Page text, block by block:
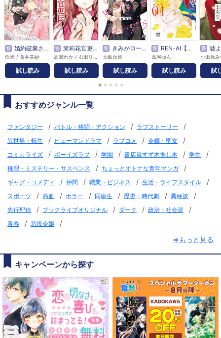
巻 婚約破棄された可憐令嬢は、帝国の公爵騎士様に溺愛される【電子単行本】
玖米 / 蒼井美紗
試し読み
巻 茉莉花官吏伝
試し読み
巻 きみがローファーをはいたら【電子特別版】
大島永遠
試し読み
巻 REN-AI【恋愛】完全版
高河ゆん
試し読み
巻 嘘よみ
小田原み
試
● ● ● ● ●
おすすめジャンル一覧
ファンタジー / バトル・格闘・アクション / ラブストーリー /
異世界・転生 / ヒューマンドラマ / ラブコメ / 令嬢・聖女 /
コミカライズ / ボーイズラブ / 学園 / 書店員すず木推し本 / 学生 /
推理・ミステリー・サスペンス / ちょっとオトナな青年マンガ /
ギャグ・コメディ / 仲間 / 職業・ビジネス / 生活・ライフスタイル /
スポーツ / 熱血 / ホラー / 同級生 / 歴史・時代劇 / 異種族 /
先行配信 / ブックライブオリジナル / ダーク / 政治・社会派 /
青春 / 悪役令嬢
/
⇒もっと見る
キャンペーンから探す